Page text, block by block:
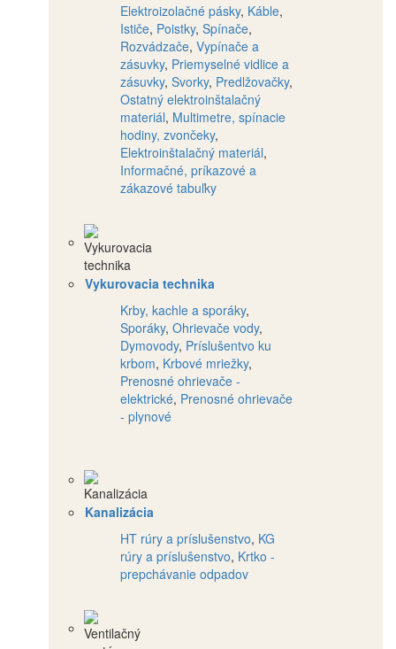
Elektroizolačné pásky, Káble,
Ističe, Poistky, Spínače,
Rozvádzače, Vypínače a
zásuvky, Priemyselné vidlice a
zásuvky, Svorky, Predlžovačky,
Ostatný elektroinštalačný
materiál, Multimetre, spínacie
hodiny, zvončeky,
Elektroinštalačný materiál,
Informačné, príkazové a
zákazové tabuľky
Vykurovacia technika
Krby, kachle a sporáky,
Sporáky, Ohrievače vody,
Dymovody, Príslušentvo ku
krbom, Krbové mriežky,
Prenosné ohrievače -
elektrické, Prenosné ohrievače
- plynové
Kanalizácia
HT rúry a príslušenstvo, KG
rúry a príslušenstvo, Krtko -
prepchávanie odpadov